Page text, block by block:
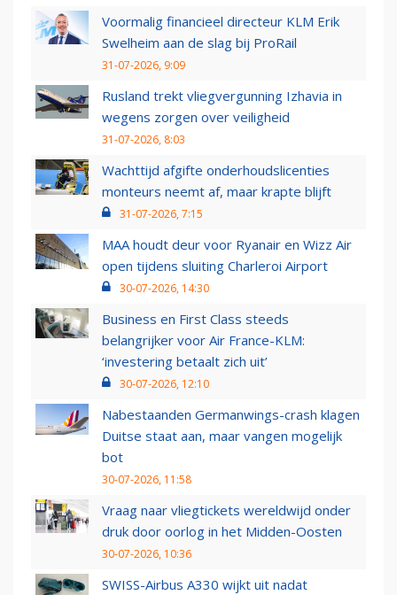
Voormalig financieel directeur KLM Erik
Swelheim aan de slag bij ProRail
31-07-2026, 9:09
Rusland trekt vliegvergunning Izhavia in
wegens zorgen over veiligheid
31-07-2026, 8:03
Wachttijd afgifte onderhoudslicenties
monteurs neemt af, maar krapte blijft
31-07-2026, 7:15
MAA houdt deur voor Ryanair en Wizz Air
open tijdens sluiting Charleroi Airport
30-07-2026, 14:30
Business en First Class steeds
belangrijker voor Air France-KLM:
‘investering betaalt zich uit’
30-07-2026, 12:10
Nabestaanden Germanwings-crash klagen
Duitse staat aan, maar vangen mogelijk
bot
30-07-2026, 11:58
Vraag naar vliegtickets wereldwijd onder
druk door oorlog in het Midden-Oosten
30-07-2026, 10:36
SWISS-Airbus A330 wijkt uit nadat